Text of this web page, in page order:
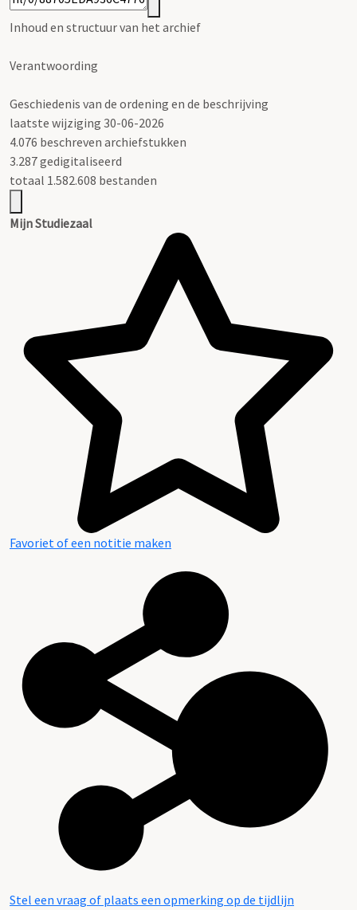
Inhoud en structuur van het archief
Verantwoording
Geschiedenis van de ordening en de beschrijving
laatste wijziging 30-06-2026
4.076 beschreven archiefstukken
3.287 gedigitaliseerd
totaal 1.582.608 bestanden
Mijn Studiezaal
Favoriet of een notitie maken
Stel een vraag of plaats een opmerking op de tijdlijn